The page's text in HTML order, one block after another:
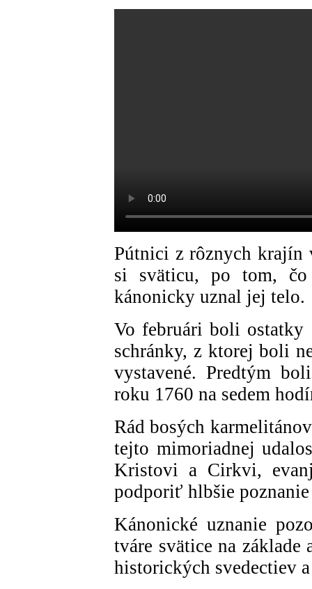
Pútnici z rôznych
si sväticu, po tom, čo
kánonicky uznal jej telo.
Vo februári boli ostatky
schránky, z ktorej boli
vystavené. Predtým
roku 1760 na sedem
Rád bosých
tejto mimoriadnej
Kristovi a Cirkvi,
podporiť hlbšie poznanie
Kánonické uznanie
tváre svätice na
historických svedectiev